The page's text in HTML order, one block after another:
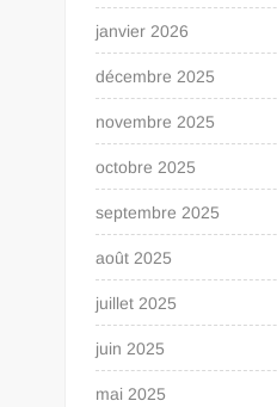
janvier 2026
décembre 2025
novembre 2025
octobre 2025
septembre 2025
août 2025
juillet 2025
juin 2025
mai 2025